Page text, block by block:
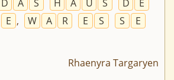
D A S H A U S D
E
E , W A R E S S
E
Rhaenyra Targaryen